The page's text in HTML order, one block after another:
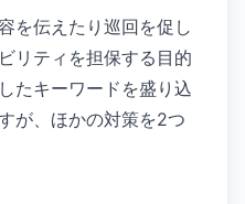
を伝えたり巡回を促し
リティを担保する目的
たキーワードを盛り込
が、ほかの対策を2つ